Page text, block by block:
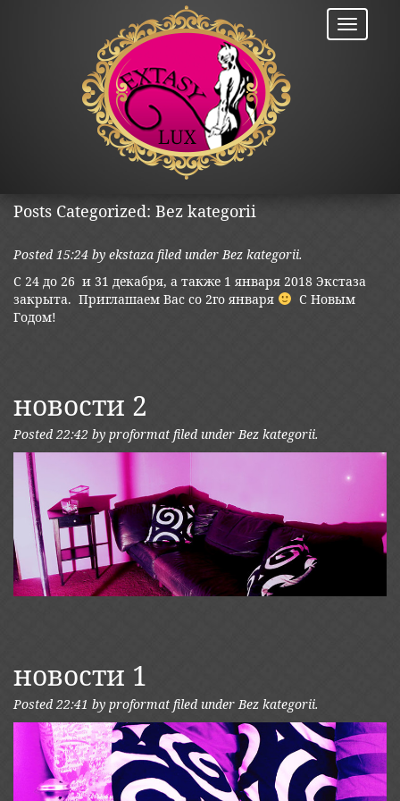
Posts Categorized: Bez kategorii
Posted 15:24 by ekstaza filed underBez kategorii.
С 24 до 26 и 31 декабря, а также 1 января 2018 Экстаза
закрыта. Приглашаем Вас со 2го января
C Новым
Годом!
новости 2
Posted 22:42 by proformat filed underBez kategorii.
новости 1
Posted 22:41 by proformat filed under Bez kategorii.